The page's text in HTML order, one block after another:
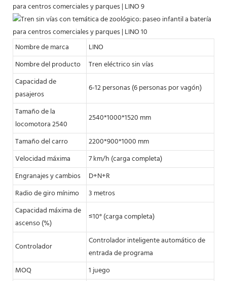
Nombre de marca
LINO
Nombre del producto
Tren eléctrico sin vías
Capacidad de
pasajeros
6-12 personas (6 personas por vagón)
Tamaño de la
locomotora 2540
2540*1000*1520 mm
Tamaño del carro
2200*900*1000 mm
Velocidad máxima
7 km/h (carga completa)
Engranajes y cambios
D+N+R
Radio de giro mínimo
3 metros
Capacidad máxima de
ascenso (%)
≤10° (carga completa)
Controlador
Controlador inteligente automático de
entrada de programa
MOQ
1 juego